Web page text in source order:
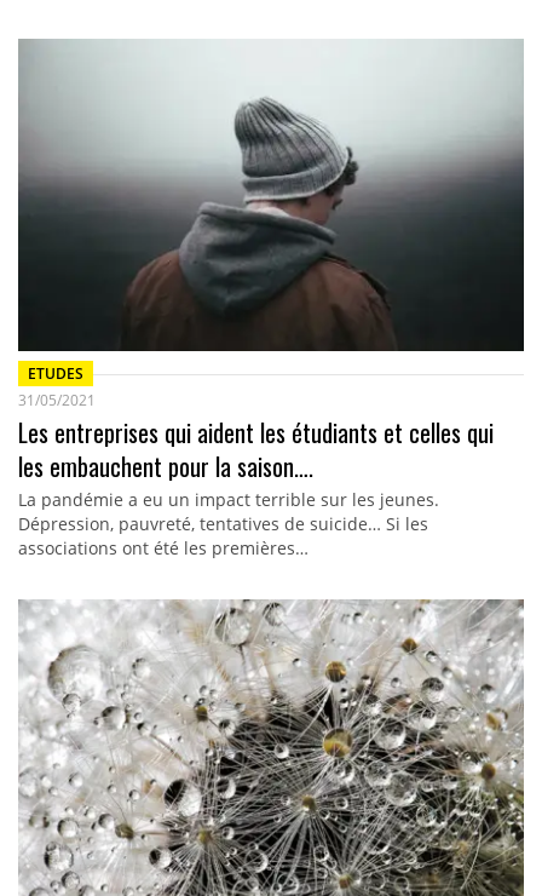
ETUDES
31/05/2021
Les entreprises qui aident les étudiants et celles qui
les embauchent pour la saison….
La pandémie a eu un impact terrible sur les jeunes.
Dépression, pauvreté, tentatives de suicide… Si les
associations ont été les premières…